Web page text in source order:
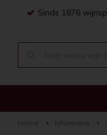
Sinds 1876
Home Informatie